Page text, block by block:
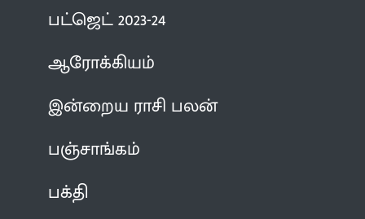
பட்ஜெட் 2023-24
ஆரோக்கியம்
இன்றைய ராசி பலன்
பஞ்சாங்கம்
பக்தி